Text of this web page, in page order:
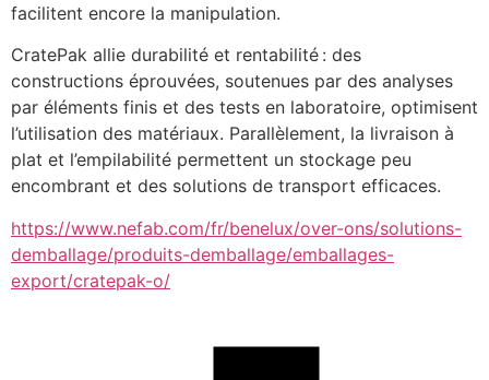
facilitent encore la manipulation.
CratePak allie durabilité et rentabilité : des
constructions éprouvées, soutenues par des analyses
par éléments finis et des tests en laboratoire, optimisent
l’utilisation des matériaux. Parallèlement, la livraison à
plat et l’empilabilité permettent un stockage peu
encombrant et des solutions de transport efficaces.
https://www.nefab.com/fr/benelux/over-ons/solutions-
demballage/produits-demballage/emballages-
export/cratepak-o/